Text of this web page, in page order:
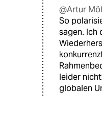
@Artur
So
sagen. Ich
leider
globalen